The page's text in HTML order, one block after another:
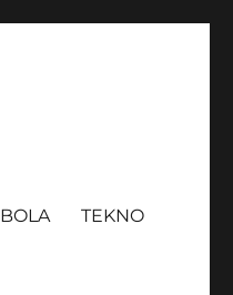
BOLA TEKNO